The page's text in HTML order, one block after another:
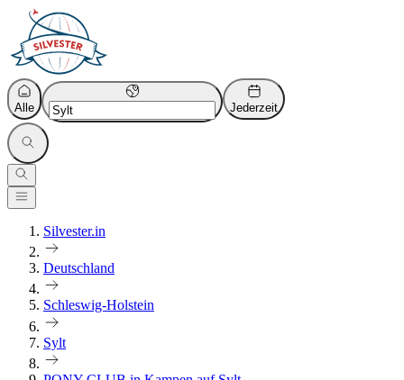
Alle Jederzeit
Silvester.in
Deutschland
Schleswig-Holstein
Sylt